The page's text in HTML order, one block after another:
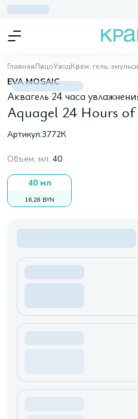
ГлавнаяЛицоУходКрем, гель,
EVA MOSAIC
Аквагель 24 часа
Aquagel 24 Hours
Артикул:3772К
Объем, мл: 40
40 мл
16,28 BYN